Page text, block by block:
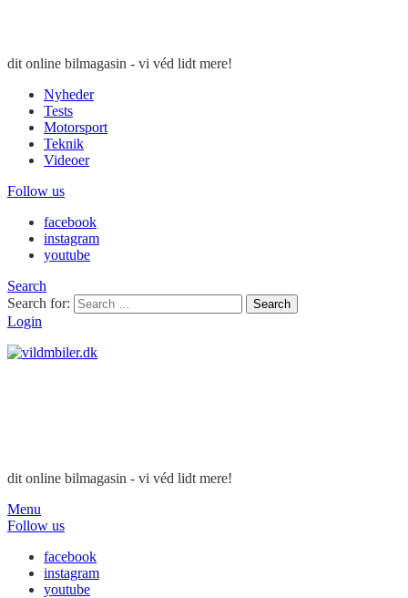
dit online bilmagasin - vi véd lidt mere!
Nyheder
Tests
Motorsport
Teknik
Videoer
Follow us
facebook
instagram
youtube
Search
Search for:
Search
Login
dit online bilmagasin - vi véd lidt mere!
Menu
Follow us
facebook
instagram
youtube